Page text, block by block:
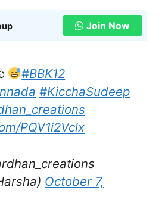
Join Now
#BBK12
#KicchaSudeep
PQV1i2Vclx
October 7,